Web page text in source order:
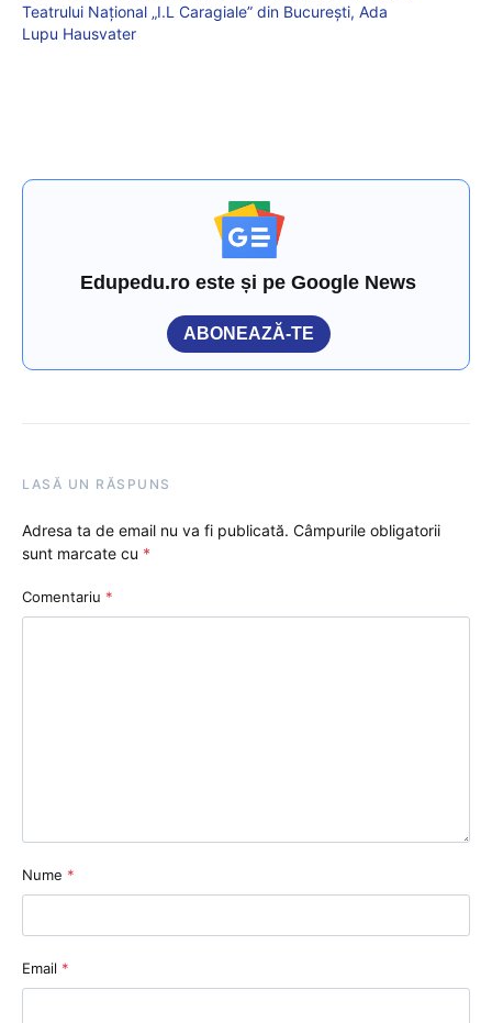
Teatrului Național „I.L Caragiale” din București, Ada
Lupu Hausvater
Edupedu.ro este și pe Google News
ABONEAZĂ-TE
LASĂ UN RĂSPUNS
Adresa ta de email nu va fi publicată. Câmpurile obligatorii
sunt marcate cu *
Comentariu *
Nume *
Email *